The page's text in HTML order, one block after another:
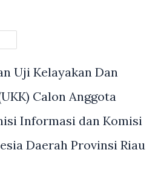
Uji Kelayakan Dan
Calon Anggota
Informasi dan Komisi
Daerah Provinsi Riau